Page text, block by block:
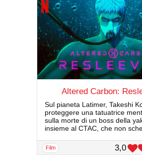
Altered Carbon:
Sul pianeta Latimer, Takeshi
proteggere una tatuatrice
sulla morte di un boss della
insieme al CTAC, che non
film 3,0